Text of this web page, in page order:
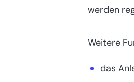
werden
Weitere
das